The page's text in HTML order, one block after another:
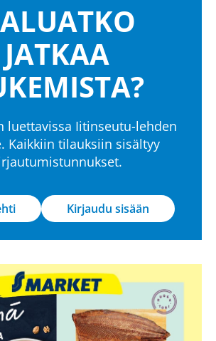
JATKAA
luettavissa Iitinseutu-lehden
Kaikkiin tilauksiin sisältyy
Kirjaudu sisään